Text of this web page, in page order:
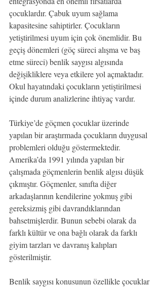
çocuklardır. Çabuk uyum sağlama
kapasitesine sahiptirler. Çocukların
yetiştirilmesi uyum için çok önemlidir. Bu
geçiş dönemleri (göç süreci alışma ve baş
etme süreci) benlik saygısı algısında
değişikliklere veya etkilere yol açmaktadır.
Okul hayatındaki çocukların yetiştirilmesi
içinde durum analizlerine ihtiyaç vardır.
Türkiye’de göçmen çocuklar üzerinde
yapılan bir araştırmada çocukların duygusal
problemleri olduğu göstermektedir.
Amerika’da 1991 yılında yapılan bir
çalışmada göçmenlerin benlik algısı düşük
çıkmıştır. Göçmenler, sınıfta diğer
arkadaşlarının kendilerine yokmuş gibi
gereksizmiş gibi davrandıklarından
bahsetmişlerdir. Bunun sebebi olarak da
farklı kültür ve ona bağlı olarak da farklı
giyim tarzları ve davranış kalıpları
gösterilmiştir.
Benlik saygısı konusunun özellikle çocuklar